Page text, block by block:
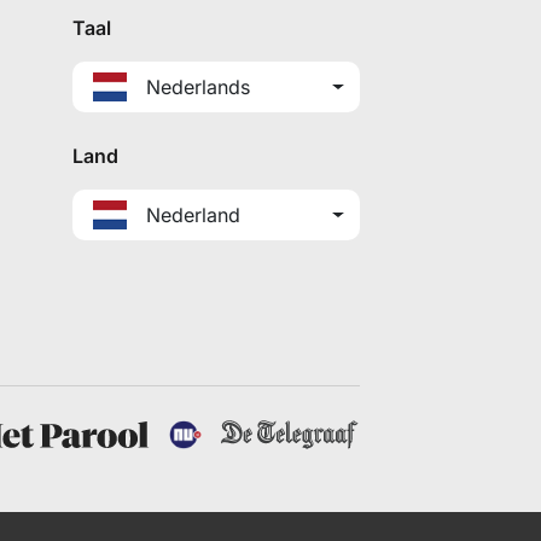
Taal
Nederlands
Land
Nederland